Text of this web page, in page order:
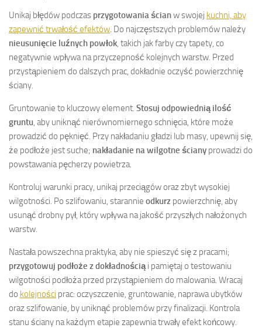
Unikaj błędów podczas przygotowania ścianw swojej kuchni, aby
zapewnić trwałość efektów . Do najczęstszych problemów należy
nieusunięcie luźnych powłok , takich jak farby czy tapety, co
negatywnie wpływa na przyczepność kolejnych warstw. Przed
przystąpieniem do dalszych prac, dokładnie oczyść powierzchnię
ściany.
Gruntowanie to kluczowy element. Stosuj odpowiednią ilość
gruntu , aby uniknąć nierównomiernego schnięcia, które może
prowadzić do pęknięć. Przy nakładaniu gładzi lub masy, upewnij się,
że podłoże jest suche; nakładanie na wilgotne ściany prowadzi do
powstawania pęcherzy powietrza.
Kontroluj warunki pracy, unikaj przeciągów oraz zbyt wysokiej
wilgotności. Po szlifowaniu, starannie odkurz powierzchnię, aby
usunąć drobny pył, który wpływa na jakość przyszłych nałożonych
warstw.
Nastała powszechna praktyka, aby nie spieszyć się z pracami;
przygotowuj podłoże z dokładnością i pamiętaj o testowaniu
wilgotności podłoża przed przystąpieniem do malowania. Wracaj
do kolejności prac: oczyszczenie, gruntowanie, naprawa ubytków
oraz szlifowanie, by uniknąć problemów przy finalizacji. Kontrola
stanu ściany na każdym etapie zapewnia trwały efekt końcowy.